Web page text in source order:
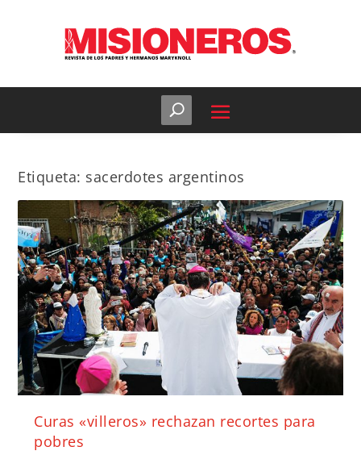
Etiqueta: sacerdotes argentinos
Curas «villeros» rechazan recortes para
pobres